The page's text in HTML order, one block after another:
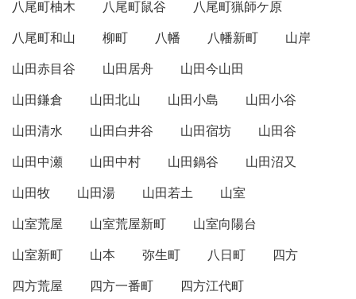
八尾町柚木
八尾町鼠谷
八尾町猟師ケ原
八尾町和山
柳町 八幡 八幡新町
山岸
山田赤目谷
山田居舟
山田今山田
山田鎌倉
山田北山 山田小島
山田小谷
山田清水
山田白井谷 山田宿坊
山田谷
山田中瀬
山田中村 山田鍋谷
山田沼又
山田牧
山田湯 山田若土
山室
山室荒屋
山室荒屋新町
山室向陽台
山室新町
山本 弥生町 八日町
四方
四方荒屋
四方一番町
四方江代町